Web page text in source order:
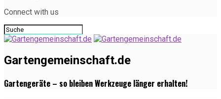
Connect with us
Gartengemeinschaft.de
Gartengeräte – so bleiben Werkzeuge länger erhalten!